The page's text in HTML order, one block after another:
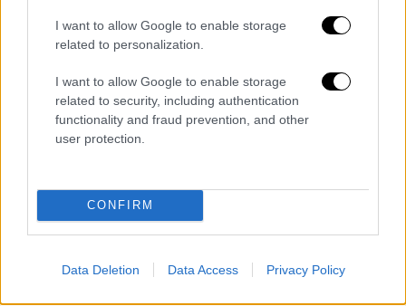
I want to allow Google to enable storage
related to personalization.
I want to allow Google to enable storage
related to security, including authentication
functionality and fraud prevention, and other
user protection.
CONFIRM
Data Deletion Data Access Privacy Policy
View this post on Instagram